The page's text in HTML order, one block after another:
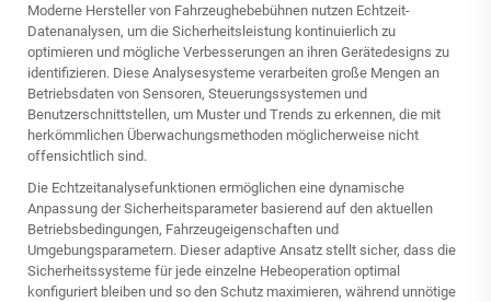
Moderne Hersteller von Fahrzeughebebühnen nutzen Echtzeit-
Datenanalysen, um die Sicherheitsleistung kontinuierlich zu
optimieren und mögliche Verbesserungen an ihren Gerätedesigns zu
identifizieren. Diese Analysesysteme verarbeiten große Mengen an
Betriebsdaten von Sensoren, Steuerungssystemen und
Benutzerschnittstellen, um Muster und Trends zu erkennen, die mit
herkömmlichen Überwachungsmethoden möglicherweise nicht
offensichtlich sind.
Die Echtzeitanalysefunktionen ermöglichen eine dynamische
Anpassung der Sicherheitsparameter basierend auf den aktuellen
Betriebsbedingungen, Fahrzeugeigenschaften und
Umgebungsparametern. Dieser adaptive Ansatz stellt sicher, dass die
Sicherheitssysteme für jede einzelne Hebeoperation optimal
konfiguriert bleiben und so den Schutz maximieren, während unnötige